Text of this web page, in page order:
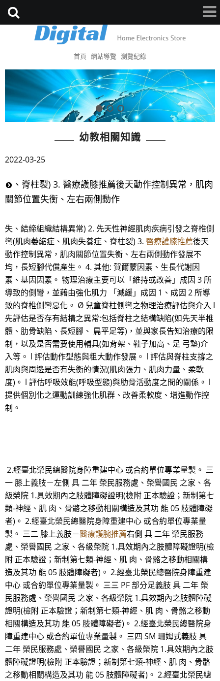
首頁 網站導覽 瀏覽紀錄
幼教相關知識
2022-03-25
、脊柱裂) 3. 醫療護膝推薦後天動作控制異常，肌肉
關節位置失衡、左右兩側動作
失、結締組織結構異常) 2. 先天性神經肌肉疾病引發之脊椎側
彎(肌肉萎縮症、肌肉失養症、脊柱裂) 3. 醫療護膝推薦後天
動作控制異常，肌肉關節位置失衡、左右兩側動作發展不
均，長短腳代償產生。 4. 其他: 賀爾蒙因素、生長代謝因
素、基因因素。 物理治療主要可以「維持或改善」成因 3 所
導致的側彎，並藉由強化肌力 「減緩」成因 1、成因 2 所導
致的脊椎側彎惡化。 Ø 兒童脊柱側彎之物理治療評估與介入 l
先評估是否存有結構之異常:包括脊柱之結構缺陷(如先天半椎
體、肋骨缺陷、長短腳、 扁平足等)，並與家長告知治療的限
制，以及是否需要使用輔具(如背架、鞋子加高、足 弓墊)介
入等。 l 評估動作型態與粗大動作發展。 l 評估與脊柱支撐之
肌肉與周邊是否有失衡的情況(肌肉張力、肌肉力量、柔軟
度)。 l 評估呼吸效能(呼吸型態)與肋骨活動度之間的關係。 l
提供個別化之運動訓練強化肌群、改善柔軟度、增進動作控
制。
2.經臺北榮民總醫院身障重建中心 或合約單位專業量製。 三
一 膝上義肢－左側 具 二年 榮民服務處、榮譽國民 之家、各
級榮院 1.具效期內之肢體障礙證明(檢附 正本驗證；新制第七
類-神經、肌 肉、骨骼之移動相關構造及其功 能 05 肢體障礙
者)。 2.經臺北榮民總醫院身障重建中心 或合約單位專業量
製。 三二 膝上義肢－醫療護腕推薦右側 具 二年 榮民服務
處、榮譽國民 之家、各級榮院 1.具效期內之肢體障礙證明(檢
附 正本驗證；新制第七類-神經、肌 肉、骨骼之移動相關構
造及其功 能 05 肢體障礙者)。 2.經臺北榮民總醫院身障重建
中心 或合約單位專業量製。 三三 PF 部分足義肢 具 二年 榮
民服務處、榮譽國民 之家、各級榮院 1.具效期內之肢體障礙
證明(檢附 正本驗證；新制第七類-神經、肌 肉、骨骼之移動
相關構造及其功 能 05 肢體障礙者)。 2.經臺北榮民總醫院身
障重建中心 或合約單位專業量製。 三四 SM 珊姆式義肢 具
二年 榮民服務處、榮譽國民 之家、各級榮院 1.具效期內之肢
體障礙證明(檢附 正本驗證；新制第七類-神經、肌 肉、骨骼
之移動相關構造及其功 能 05 肢體障礙者)。 2.經臺北榮民總